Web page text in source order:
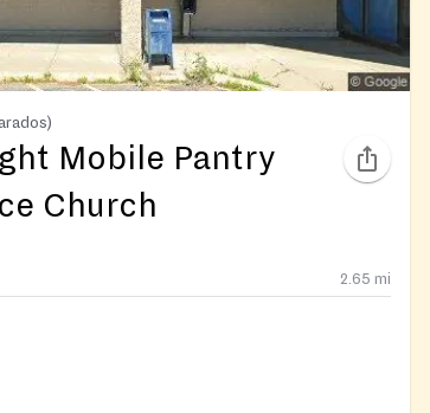
Mobile Pantry
Church
2.65 mi